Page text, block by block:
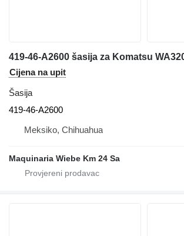
Cijena na upit
Šasija
419-46-A2600
Meksiko, Chihuahua
Maquinaria Wiebe Km 24 Sa